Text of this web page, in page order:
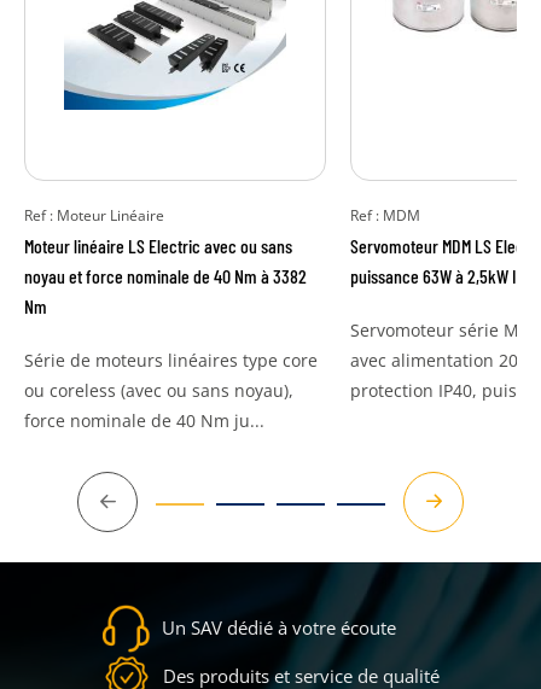
Ref : Moteur Linéaire
Moteur linéaire LS Electric avec ou sans
noyau et force nominale de 40 Nm à 3382
Nm
Série de moteurs linéaires type core
ou coreless (avec ou sans noyau),
force nominale de 40 Nm ju...
Ref : MDM
Servomoteur MDM LS
puissance 63W à 2,5kW
Servomoteur série
avec alimentation
protection IP40,
Précédent Suivant
Un SAV dédié à votre écoute
Des produits et service de qualité